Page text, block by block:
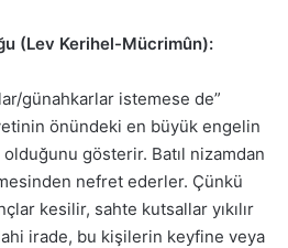
(Lev Kerihel-Mücrimûn):
günahkarlar istemese de”
önündeki en büyük engelin
gösterir. Batıl nizamdan
nefret ederler. Çünkü
kesilir, sahte kutsallar yıkılır
irade, bu kişilerin keyfine veya